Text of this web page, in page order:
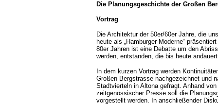
Die Planungsgeschichte der Großen
Vortrag
Die Architektur der 50er/60er Jahre, die
heute als „Hamburger Moderne“
80er Jahren ist eine Debatte um den
werden, entstanden, die bis heute
In dem kurzen Vortrag werden
Großen Bergstrasse nachgezeichnet und
Stadtvierteln in Altona gefragt. Anhand
zeitgenössischer Presse soll die
vorgestellt werden. In anschließender